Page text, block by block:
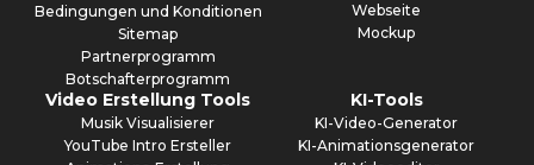
Bedingungen und Konditionen
Sitemap
Partnerprogramm
Botschafterprogramm
Webseite
Mockup
Video Erstellung Tools
Musik Visualisierer
YouTube Intro Ersteller
KI-Tools
KI-Video-Generator
KI-Animationsgenerator